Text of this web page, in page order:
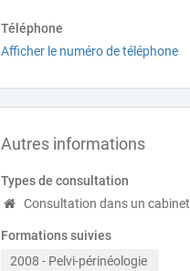
Téléphone
Afficher le numéro de téléphone
Autres informations
Types de consultation
Consultation dans un cabinet
Formations suivies
2008 - Pelvi-périnéologie